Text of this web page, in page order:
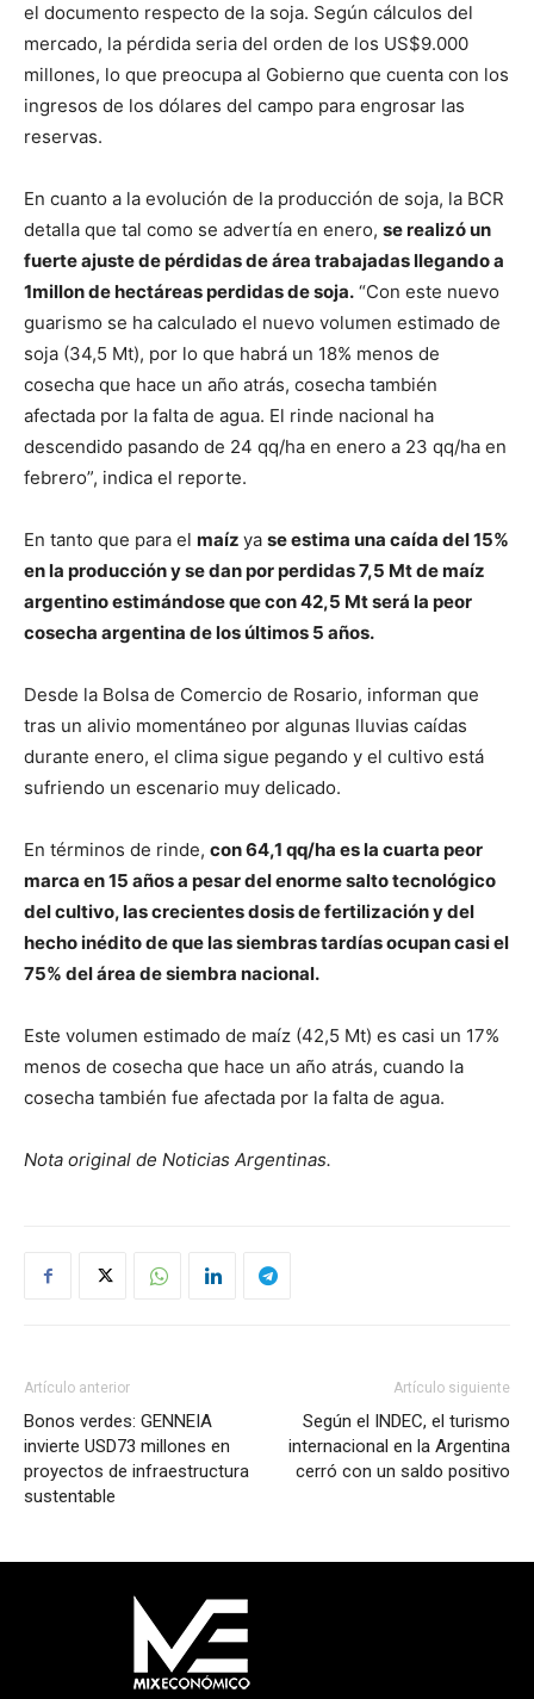
el documento respecto de la soja. Según cálculos del
mercado, la pérdida seria del orden de los US$9.000
millones, lo que preocupa al Gobierno que cuenta con los
ingresos de los dólares del campo para engrosar las
reservas.
En cuanto a la evolución de la producción de soja, la BCR
detalla que tal como se advertía en enero, se realizó un
fuerte ajuste de pérdidas de área trabajadas llegando a
1millon de hectáreas perdidas de soja. “Con este nuevo
guarismo se ha calculado el nuevo volumen estimado de
soja (34,5 Mt), por lo que habrá un 18% menos de
cosecha que hace un año atrás, cosecha también
afectada por la falta de agua. El rinde nacional ha
descendido pasando de 24 qq/ha en enero a 23 qq/ha en
febrero”, indica el reporte.
En tanto que para el maíz ya se estima una caída del 15%
en la producción y se dan por perdidas 7,5 Mt de maíz
argentino estimándose que con 42,5 Mt será la peor
cosecha argentina de los últimos 5 años.
Desde la Bolsa de Comercio de Rosario, informan que
tras un alivio momentáneo por algunas lluvias caídas
durante enero, el clima sigue pegando y el cultivo está
sufriendo un escenario muy delicado.
En términos de rinde, con 64,1 qq/ha es la cuarta peor
marca en 15 años a pesar del enorme salto tecnológico
del cultivo, las crecientes dosis de fertilización y del
hecho inédito de que las siembras tardías ocupan casi el
75% del área de siembra nacional.
Este volumen estimado de maíz (42,5 Mt) es casi un 17%
menos de cosecha que hace un año atrás, cuando la
cosecha también fue afectada por la falta de agua.
Nota original de Noticias Argentinas.
Artículo anterior
Bonos verdes: GENNEIA
invierte USD73 millones en
proyectos de infraestructura
sustentable
Artículo siguiente
Según el INDEC, el turismo
internacional en la Argentina
cerró con un saldo positivo